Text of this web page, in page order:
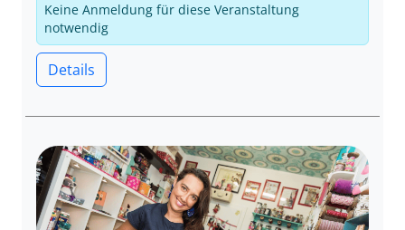
Keine Anmeldung für diese Veranstaltung
notwendig
Details